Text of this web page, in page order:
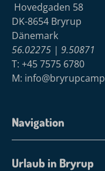
Hovedgaden 58
DK-8654 Bryrup
Dänemark
56.02275 | 9.50871
T: +45 7575 6780
M:
Navigation
Urlaub in Bryrup